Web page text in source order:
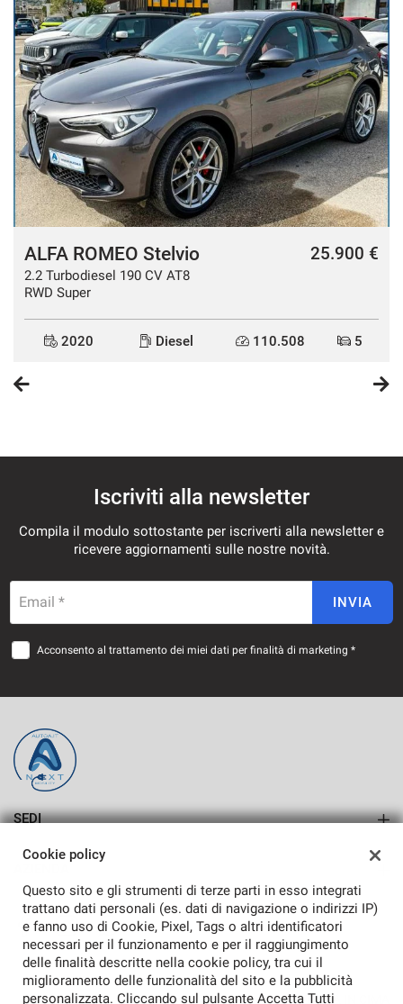
ALFA ROMEO Stelvio
2.2 Turbodiesel 190 CV AT8
RWD Super
25.900 €
2020 Diesel 110.508 5
Iscriviti alla newsletter
Compila il modulo sottostante per iscriverti alla newsletter e
ricevere aggiornamenti sulle nostre novità.
Email * INVIA
Acconsento al trattamento dei miei dati per finalità di marketing *
SEDI
SASSARI
Azienda
TORNA IN CIMA
Cookie policy
Questo sito e gli strumenti di terze parti in esso integrati
trattano dati personali (es. dati di navigazione o indirizzi IP)
e fanno uso di Cookie, Pixel, Tags o altri identificatori
necessari per il funzionamento e per il raggiungimento
delle finalità descritte nella cookie policy, tra cui il
miglioramento delle funzionalità del sito e la pubblicità
personalizzata. Cliccando sul pulsante Accetta Tutti